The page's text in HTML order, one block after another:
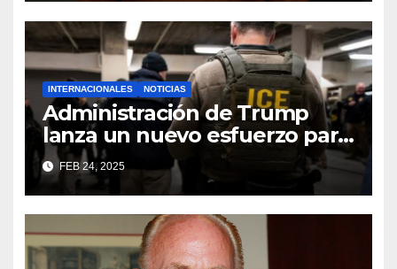
INTERNACIONALES NOTICIAS
Administración de Trump
lanza un nuevo esfuerzo para
deportar a los niños
migrantes no acompañados,
según un memorando
interno.
FEB 24, 2025